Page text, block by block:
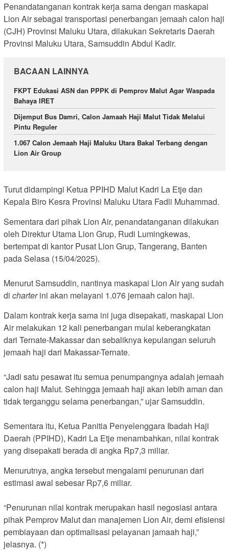
Penandatanganan kontrak kerja sama dengan maskapai
Lion Air sebagai transportasi penerbangan jemaah calon haji
(CJH) Provinsi Maluku Utara, dilakukan Sekretaris Daerah
Provinsi Maluku Utara, Samsuddin Abdul Kadir.
BACAAN LAINNYA
FKPT Edukasi ASN dan PPPK di Pemprov Malut Agar Waspada
Bahaya IRET
Dijemput Bus Damri, Calon Jamaah Haji Malut Tidak Melalui
Pintu Reguler
1.067 Calon Jemaah Haji Maluku Utara Bakal Terbang dengan
Lion Air Group
Turut didampingi Ketua PPIHD Malut Kadri La Etje dan
Kepala Biro Kesra Provinsi Maluku Utara Fadli Muhammad.
Sementara dari pihak Lion Air, penandatanganan dilakukan
oleh Direktur Utama Lion Grup, Rudi Lumingkewas,
bertempat di kantor Pusat Lion Grup, Tangerang, Banten
pada Selasa (15/04/2025).
Menurut Samsuddin, nantinya maskapai Lion Air yang sudah
di charterini akan melayani 1.076 jemaah calon haji.
Dalam kontrak kerja sama ini juga disepakati, maskapai Lion
Air melakukan 12 kali penerbangan mulai keberangkatan
dari Ternate-Makassar dan sebaliknya kepulangan seluruh
jemaah haji dari Makassar-Ternate.
“Jadi satu pesawat itu semua penumpangnya adalah jemaah
calon haji Malut. Sehingga jemaah haji akan lebih aman dan
tidak terganggu selama penerbangan,” ujar Samsuddin.
Sementara itu, Ketua Panitia Penyelenggara Ibadah Haji
Daerah (PPIHD), Kadri La Etje menambahkan, nilai kontrak
yang disepakati berada di angka Rp7,3 miliar.
Menurutnya, angka tersebut mengalami penurunan dari
estimasi awal sebesar Rp7,6 miliar.
“Penurunan nilai kontrak merupakan hasil negosiasi antara
pihak Pemprov Malut dan manajemen Lion Air, demi efisiensi
pembiayaan dan optimalisasi pelayanan jamaah haji,”
jelasnya. (*)